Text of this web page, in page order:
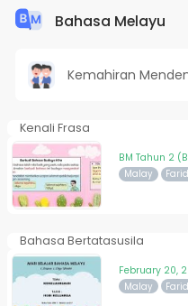
Bahasa Melayu
Kemahiran
Kenali Frasa
BM Tahun 2
Malay
Bahasa Bertatasusila
February 20,
Malay